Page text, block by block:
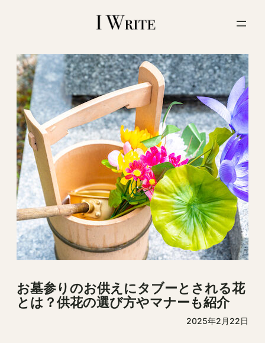
お墓参りのお供えにタブーとされる花
とは？供花の選び方やマナーも紹介
2025年2月22日